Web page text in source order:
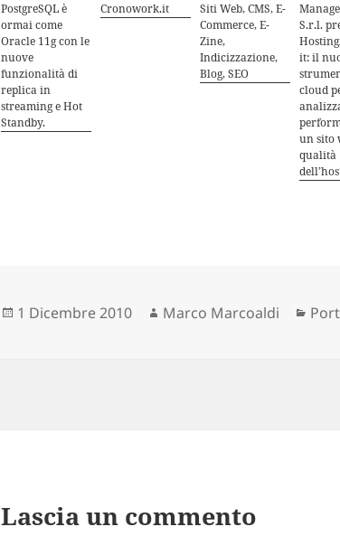
PostgreSQL è
ormai come
Oracle 11g con le
nuove
funzionalità di
replica in
streaming e Hot
Standby.
Cronowork.it
Siti Web, CMS, E-
Commerce, E-
Zine,
Indicizzazione,
Blog, SEO
S.r.l.
it: il
cloud
un sito
qualità
Scritto
1 Dicembre 2010 Autore
Marco Marcoaldi
Lascia un commento